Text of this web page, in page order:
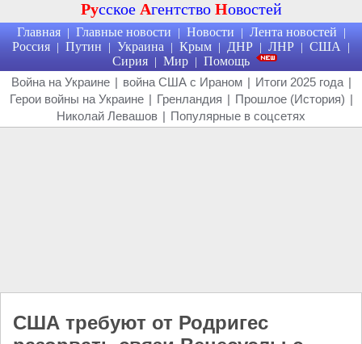
Русское Агентство Новостей
Главная | Главные новости | Новости | Лента новостей |
Россия | Путин | Украина | Крым | ДНР | ЛНР | США |
Сирия | Мир | Помощь
Война на Украине | война США с Ираном | Итоги 2025 года |
Герои войны на Украине | Гренландия | Прошлое (История) |
Николай Левашов | Популярные в соцсетях
США требуют от Родригес